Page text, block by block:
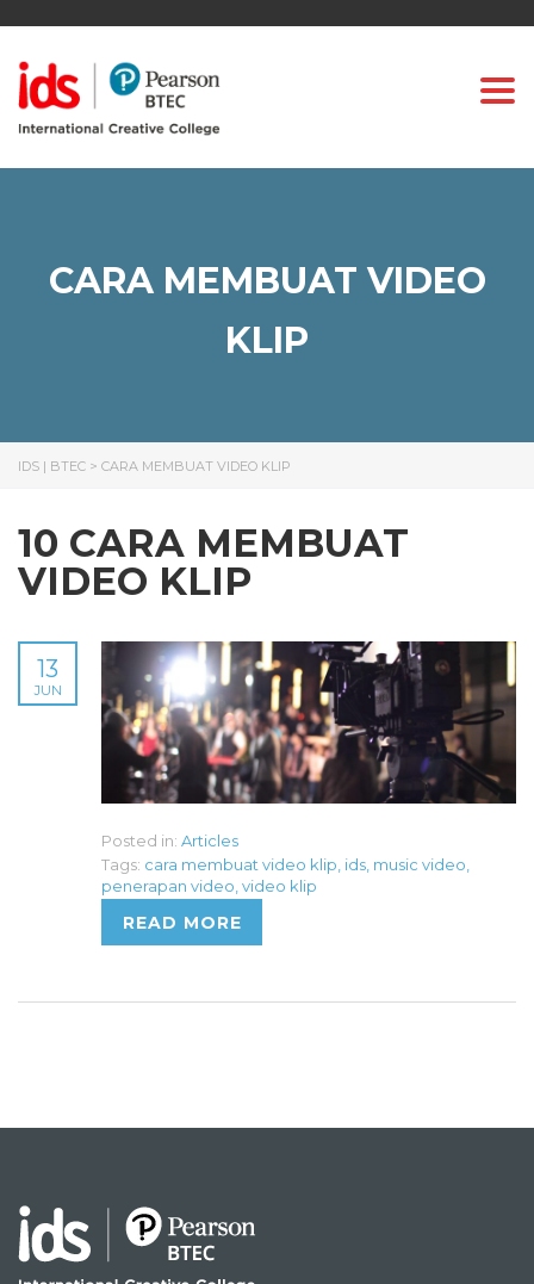
CARA MEMBUAT VIDEO
KLIP
IDS | BTEC > CARA MEMBUAT VIDEO KLIP
10 CARA MEMBUAT
VIDEO KLIP
13
JUN
Posted in: Articles
Tags: cara membuat video klip ids music video
penerapan video video klip
READ MORE